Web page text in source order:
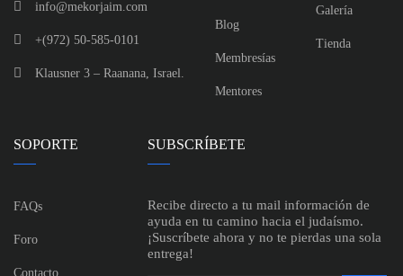
info@mekorjaim.com
+(972) 50-585-0101
Klausner 3 – Raanana, Israel.
Blog
Membresías
Mentores
Galería
Tienda
SOPORTE
FAQs
Foro
Contacto
SUBSCRÍBETE
Recibe directo a tu mail información de
ayuda en tu camino hacia el judaísmo.
¡Suscríbete ahora y no te pierdas una sola
entrega!